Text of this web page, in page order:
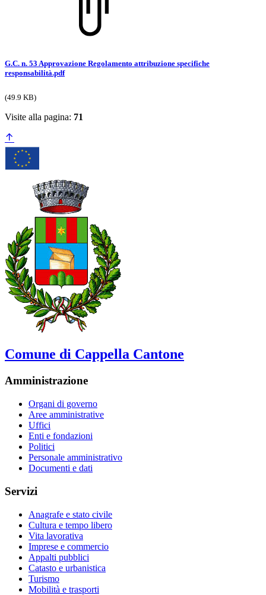
G.C. n. 53 Approvazione Regolamento attribuzione specifiche
responsabilità.pdf
(49.9 KB)
Visite alla pagina: 71
Comune di Cappella Cantone
Amministrazione
Organi di governo
Aree amministrative
Uffici
Enti e fondazioni
Politici
Personale amministrativo
Documenti e dati
Servizi
Anagrafe e stato civile
Cultura e tempo libero
Vita lavorativa
Imprese e commercio
Appalti pubblici
Catasto e urbanistica
Turismo
Mobilità e trasporti